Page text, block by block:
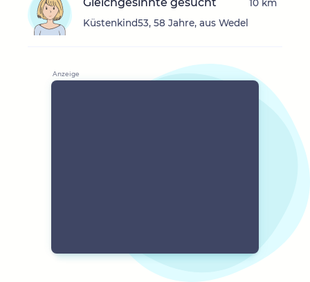
Küstenkind53, 58 Jahre, aus Wedel
10 km